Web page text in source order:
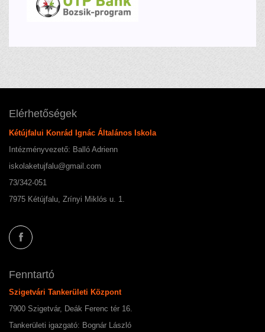
Elérhetőségek
Kétújfalui Konrád Ignác Általános Iskola
Intézményvezető: Balló Adrienn
iskolaketujfalu@gmail.com
73/342-051
7975 Kétújfalu, Zrínyi Miklós u. 1.
Fenntartó
Szigetvári Tankerületi Központ
7900 Szigetvár, Deák Ferenc tér 16.
Tankerületi igazgató: Bognár László